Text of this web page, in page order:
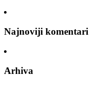
Najnoviji komentari
Arhiva